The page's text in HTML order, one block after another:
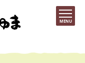
MENU